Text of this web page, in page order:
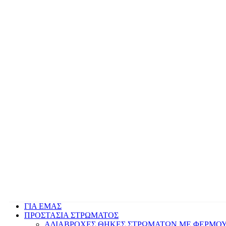
ΓΙΑ ΕΜΑΣ
ΠΡΟΣΤΑΣΙΑ ΣΤΡΩΜΑΤΟΣ
ΑΔΙΑΒΡΟΧΕΣ ΘΗΚΕΣ ΣΤΡΩΜΑΤΩΝ ΜΕ